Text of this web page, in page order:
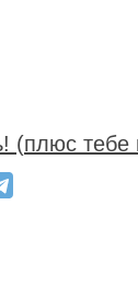
(плюс тебе